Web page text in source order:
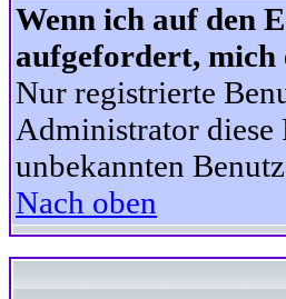
Wenn ich auf den
aufgefordert, mich
Nur registrierte
Administrator
unbekannten
Nach oben